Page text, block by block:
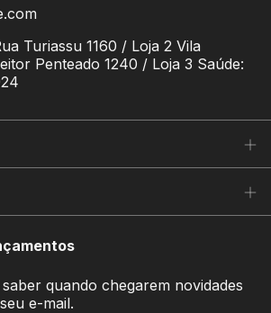
Turiassu 1160 / Loja 2 Vila
Penteado 1240 / Loja 3 Saúde:
quando chegarem novidades
e-mail.